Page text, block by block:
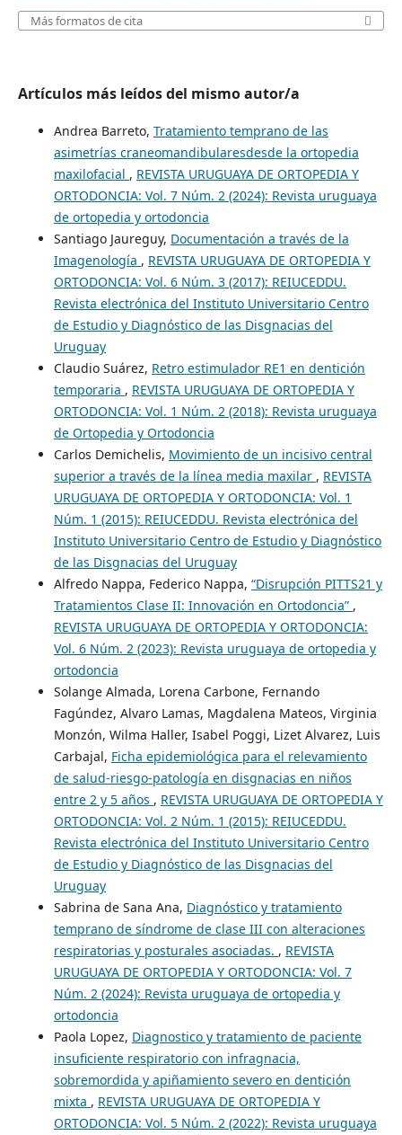
Más formatos de cita
Artículos más leídos del mismo autor/a
Andrea Barreto, Tratamiento temprano de las
asimetrías craneomandibularesdesde la ortopedia
maxilofacial , REVISTA URUGUAYA DE ORTOPEDIA Y
ORTODONCIA: Vol. 7 Núm. 2 (2024): Revista uruguaya
de ortopedia y ortodoncia
Santiago Jaureguy, Documentación a través de la
Imagenología , REVISTA URUGUAYA DE ORTOPEDIA Y
ORTODONCIA: Vol. 6 Núm. 3 (2017): REIUCEDDU.
Revista electrónica del Instituto Universitario Centro
de Estudio y Diagnóstico de las Disgnacias del
Uruguay
Claudio Suárez, Retro estimulador RE1 en dentición
temporaria , REVISTA URUGUAYA DE ORTOPEDIA Y
ORTODONCIA: Vol. 1 Núm. 2 (2018): Revista uruguaya
de Ortopedia y Ortodoncia
Carlos Demichelis, Movimiento de un incisivo central
superior a través de la línea media maxilar , REVISTA
URUGUAYA DE ORTOPEDIA Y ORTODONCIA: Vol. 1
Núm. 1 (2015): REIUCEDDU. Revista electrónica del
Instituto Universitario Centro de Estudio y Diagnóstico
de las Disgnacias del Uruguay
Alfredo Nappa, Federico Nappa, “Disrupción PITTS21 y
Tratamientos Clase II: Innovación en Ortodoncia” ,
REVISTA URUGUAYA DE ORTOPEDIA Y ORTODONCIA:
Vol. 6 Núm. 2 (2023): Revista uruguaya de ortopedia y
ortodoncia
Solange Almada, Lorena Carbone, Fernando
Fagúndez, Alvaro Lamas, Magdalena Mateos, Virginia
Monzón, Wilma Haller, Isabel Poggi, Lizet Alvarez, Luis
Carbajal, Ficha epidemiológica para el relevamiento
de salud-riesgo-patología en disgnacias en niños
entre 2 y 5 años , REVISTA URUGUAYA DE ORTOPEDIA Y
ORTODONCIA: Vol. 2 Núm. 1 (2015): REIUCEDDU.
Revista electrónica del Instituto Universitario Centro
de Estudio y Diagnóstico de las Disgnacias del
Uruguay
Sabrina de Sana Ana, Diagnóstico y tratamiento
temprano de síndrome de clase III con alteraciones
respiratorias y posturales asociadas. , REVISTA
URUGUAYA DE ORTOPEDIA Y ORTODONCIA: Vol. 7
Núm. 2 (2024): Revista uruguaya de ortopedia y
ortodoncia
Paola Lopez, Diagnostico y tratamiento de paciente
insuficiente respiratorio con infragnacia,
sobremordida y apiñamiento severo en dentición
mixta , REVISTA URUGUAYA DE ORTOPEDIA Y
ORTODONCIA: Vol. 5 Núm. 2 (2022): Revista uruguaya